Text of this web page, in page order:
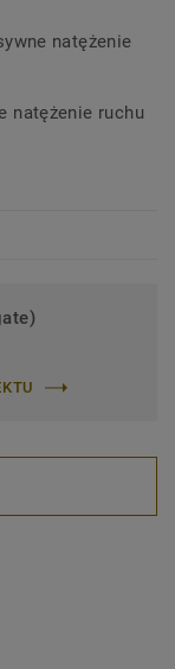
natężenie
natężenie ruchu